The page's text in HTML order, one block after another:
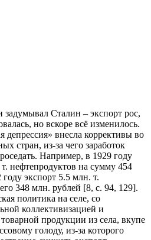
задумывал Сталин – экспорт рос,
но вскоре всё изменилось.
внесла коррективы во
стран, из-за чего заработок
Например, в 1929 году
нефтепродуктов на сумму 454
экспорт 5.5 млн. т.
348 млн. рублей [8, с. 94, 129].
политика на селе, со
коллективизацией и
продукции из села, вкупе
голоду, из-за которого